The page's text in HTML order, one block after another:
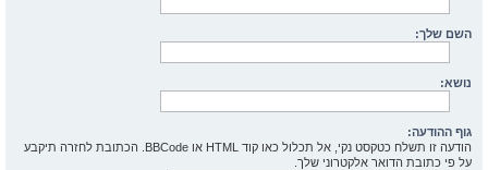
השם שלך:
נושא:
גוף ההודעה:
הודעה זו תשלח כטקסט נקי, אל תכלול כאו קוד HTML או BBCode. הכתובת לחזרה תיקבע
על פי כתובת הדואר אלקטרוני שלך.